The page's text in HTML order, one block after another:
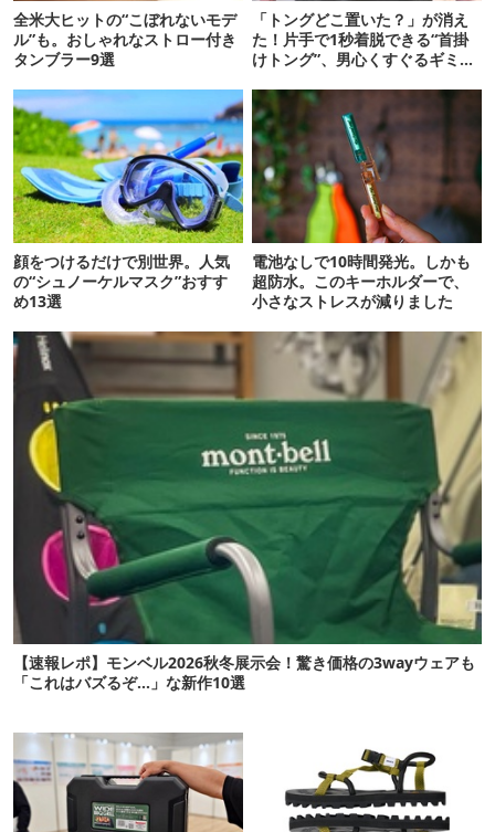
全米大ヒットの“こぼれないモデ
ル”も。おしゃれなストロー付き
タンブラー9選
「トングどこ置いた？」が消え
た！片手で1秒着脱できる“首掛
けトング”、男心くすぐるギミッ
顔をつけるだけで別世界。人気
の“シュノーケルマスク”おすす
め13選
電池なしで10時間発光。しかも
超防水。このキーホルダーで、
小さなストレスが減りました
【速報レポ】モンベル2026秋冬展示会！驚き価格の3wayウェアも
「これはバズるぞ…」な新作10選